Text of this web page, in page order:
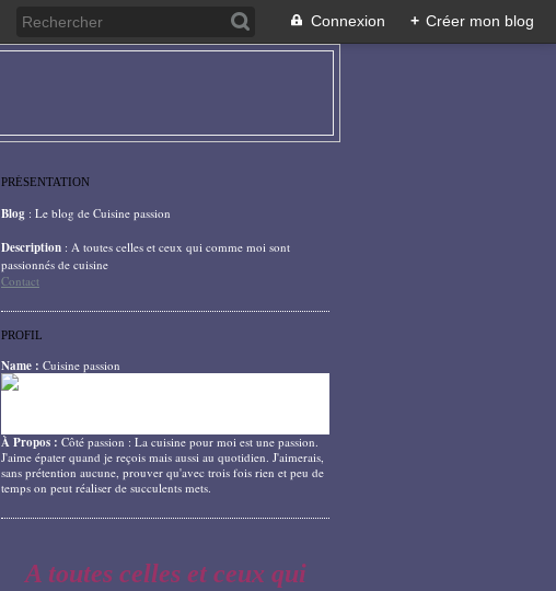
Connexion + Créer mon blog
PRÉSENTATION
Blog : Le blog de Cuisine passion
Description : A toutes celles et ceux qui comme moi sont
passionnés de cuisine
Contact
PROFIL
Name : Cuisine passion
À Propos : Côté passion : La cuisine pour moi est une passion.
J'aime épater quand je reçois mais aussi au quotidien. J'aimerais,
sans prétention aucune, prouver qu'avec trois fois rien et peu de
temps on peut réaliser de succulents mets.
A toutes celles et ceux qui